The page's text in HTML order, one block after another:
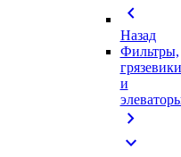
chevron_left
Назад
Фильтры,
грязевики
и
chevron_right
expand_more